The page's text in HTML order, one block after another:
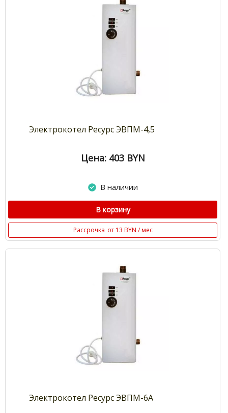
Электрокотел Ресурс ЭВПМ-4,5
Цена: 403 BYN
В наличии
В корзину
Рассрочка от 13 BYN / мес
Электрокотел Ресурс ЭВПМ-6А